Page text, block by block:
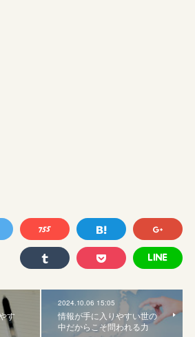
す
2024.10.06 15:05
情報が手に入りやすい世の
中だからこそ問われる力